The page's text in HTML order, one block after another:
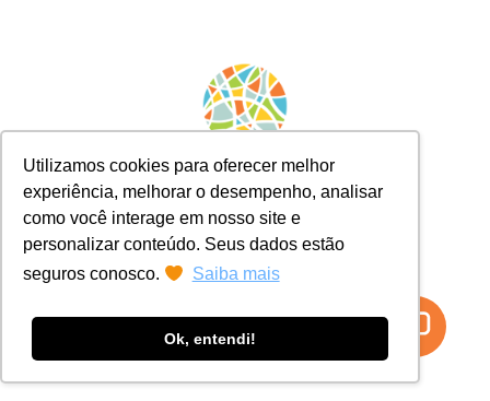
Utilizamos cookies para oferecer melhor
experiência, melhorar o desempenho, analisar
como você interage em nosso site e
personalizar conteúdo. Seus dados estão
seguros conosco.
Saiba mais
Ok, entendi!